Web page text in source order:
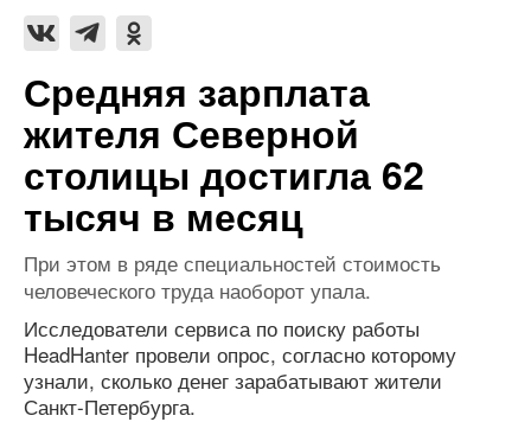
Средняя зарплата
жителя Северной
столицы достигла 62
тысяч в месяц
При этом в ряде специальностей стоимость
человеческого труда наоборот упала.
Исследователи сервиса по поиску работы
HeadHanter провели опрос, согласно которому
узнали, сколько денег зарабатывают жители
Санкт-Петербурга.